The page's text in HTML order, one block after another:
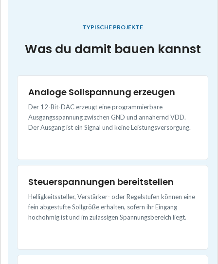
TYPISCHE PROJEKTE
Was du damit bauen kannst
Analoge Sollspannung erzeugen
Der 12-Bit-DAC erzeugt eine programmierbare
Ausgangsspannung zwischen GND und annähernd VDD.
Der Ausgang ist ein Signal und keine Leistungsversorgung.
Steuerspannungen bereitstellen
Helligkeitssteller, Verstärker- oder Regelstufen können eine
fein abgestufte Sollgröße erhalten, sofern ihr Eingang
hochohmig ist und im zulässigen Spannungsbereich liegt.